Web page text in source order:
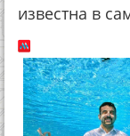
известна в